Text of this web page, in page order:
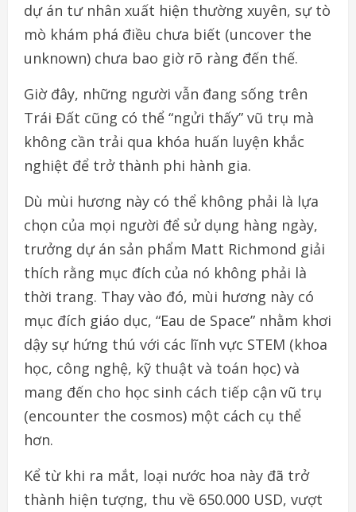
dự án tư nhân xuất hiện thường xuyên, sự tò
mò khám phá điều chưa biết (uncover the
unknown) chưa bao giờ rõ ràng đến thế.
Giờ đây, những người vẫn đang sống trên
Trái Đất cũng có thể “ngửi thấy” vũ trụ mà
không cần trải qua khóa huấn luyện khắc
nghiệt để trở thành phi hành gia.
Dù mùi hương này có thể không phải là lựa
chọn của mọi người để sử dụng hàng ngày,
trưởng dự án sản phẩm Matt Richmond giải
thích rằng mục đích của nó không phải là
thời trang. Thay vào đó, mùi hương này có
mục đích giáo dục, “Eau de Space” nhằm khơi
dậy sự hứng thú với các lĩnh vực STEM (khoa
học, công nghệ, kỹ thuật và toán học) và
mang đến cho học sinh cách tiếp cận vũ trụ
(encounter the cosmos) một cách cụ thể
hơn.
Kể từ khi ra mắt, loại nước hoa này đã trở
thành hiện tượng, thu về 650.000 USD, vượt